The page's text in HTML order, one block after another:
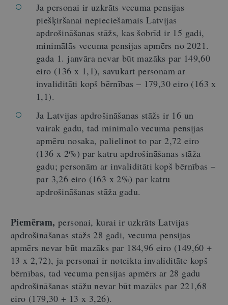
Ja personai ir uzkrāts vecuma pensijas
piešķiršanai nepieciešamais Latvijas
apdrošināšanas stāžs, kas šobrīd ir 15 gadi,
minimālās vecuma pensijas apmērs no 2021.
gada 1. janvāra nevar būt mazāks par 149,60
eiro (136 x 1,1), savukārt personām ar
invaliditāti kopš bērnības – 179,30 eiro (163 x
1,1).
Ja Latvijas apdrošināšanas stāžs ir 16 un
vairāk gadu, tad minimālo vecuma pensijas
apmēru nosaka, palielinot to par 2,72 eiro
(136 x 2%) par katru apdrošināšanas stāža
gadu; personām ar invaliditāti kopš bērnības –
par 3,26 eiro (163 x 2%) par katru
apdrošināšanas stāža gadu.
Piemēram, personai, kurai ir uzkrāts Latvijas
apdrošināšanas stāžs 28 gadi, vecuma pensijas
apmērs nevar būt mazāks par 184,96 eiro (149,60 +
13 x 2,72), ja personai ir noteikta invaliditāte kopš
bērnības, tad vecuma pensijas apmērs ar 28 gadu
apdrošināšanas stāžu nevar būt mazāks par 221,68
eiro (179,30 + 13 x 3,26).